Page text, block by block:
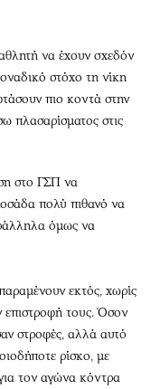
να έχουν σχεδόν
στόχο τη νίκη
πιο κοντά στην
πλασαρίσματος στις
στο ΓΣΠ να
πολύ πιθανό να
όμως να
εκτός, χωρίς
επιστροφή τους. Όσον
στροφές, αλλά αυτό
ρίσκο, με
τον αγώνα κόντρα